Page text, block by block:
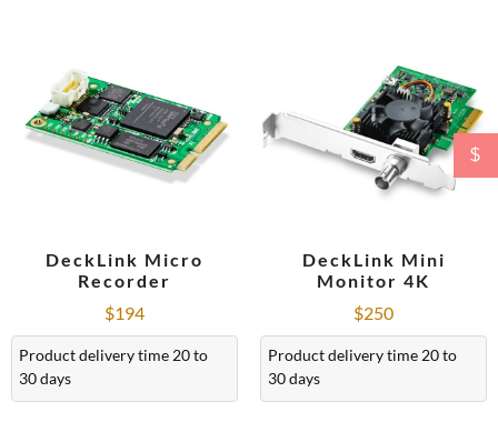
DeckLink Micro
Recorder
$194
Product delivery time 20 to
30 days
DeckLink Mini
Monitor 4K
$250
Product delivery time 20 to
30 days
$